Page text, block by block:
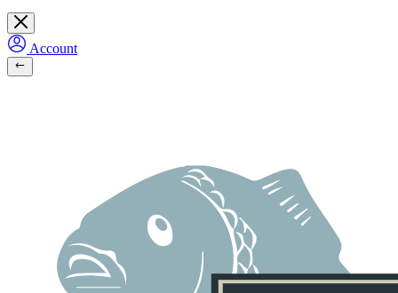
Account